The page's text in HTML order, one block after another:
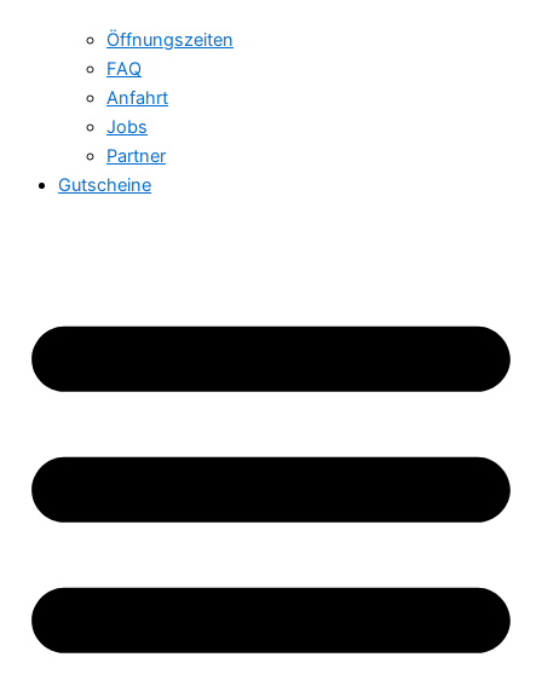
Öffnungszeiten
FAQ
Anfahrt
Jobs
Partner
Gutscheine